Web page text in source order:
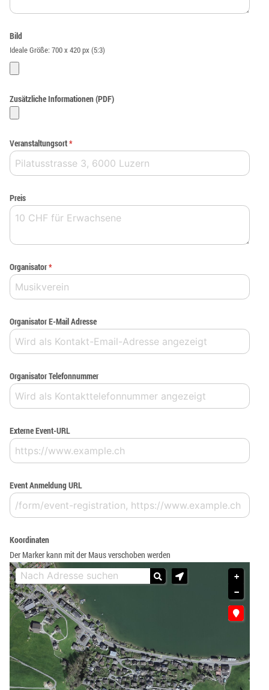
Bild
Ideale Größe: 700 x 420 px (5:3)
Zusätzliche Informationen (PDF)
Veranstaltungsort*
Preis
Organisator*
Organisator E-Mail Adresse
Organisator Telefonnummer
Externe Event-URL
Event Anmeldung URL
Koordinaten
Der Marker kann mit der Maus verschoben werden
+
−